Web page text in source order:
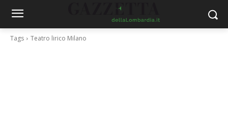
Tags Teatro lirico Milano